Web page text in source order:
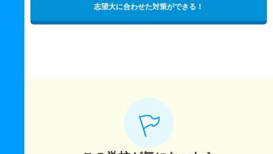
志望大に合わせた対策ができる！